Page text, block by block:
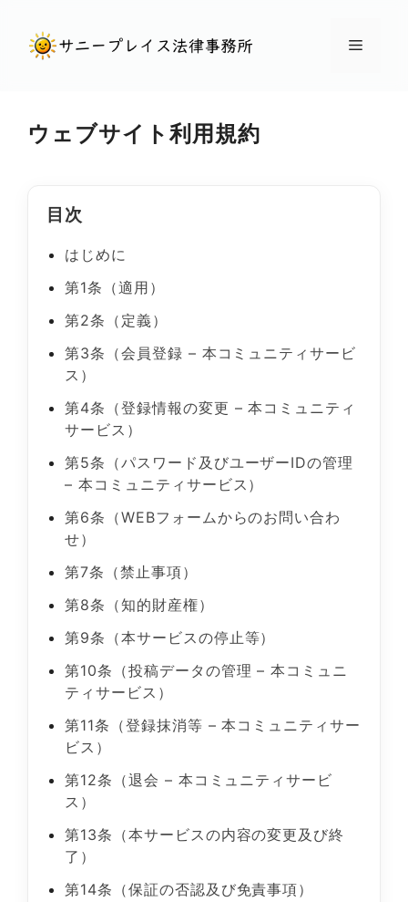
メ
ウェブサイト利用規約
目次
はじめに
第1条（適用）
第2条（定義）
第3条（会員登録 – 本コミュニティサービ
ス）
第4条（登録情報の変更 – 本コミュニティ
サービス）
第5条（パスワード及びユーザーIDの管理
– 本コミュニティサービス）
第6条（WEBフォームからのお問い合わ
せ）
第7条（禁止事項）
第8条（知的財産権）
第9条（本サービスの停止等）
第10条（投稿データの管理 – 本コミュニ
ティサービス）
第11条（登録抹消等 – 本コミュニティサー
ビス）
第12条（退会 – 本コミュニティサービ
ス）
第13条（本サービスの内容の変更及び終
了）
第14条（保証の否認及び免責事項）